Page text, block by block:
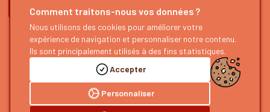
HOURRAIL !
À propos
Devenir partenaire
Nous faire un retour
EXPLORER
Recherche d'itinéraires
Nos guides
Notre blog
Notre podcast
Accepter
Personnaliser
Comment traitons-nous vos données ?
Nous utilisons des cookies pour améliorer votre
expérience de navigation et personnaliser notre contenu.
Ils sont principalement utilisés à des fins statistiques.